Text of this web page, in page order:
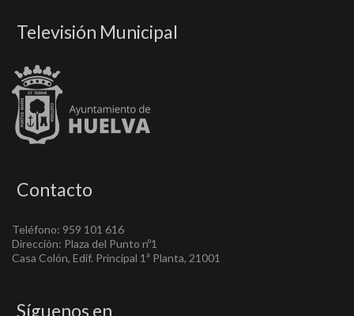
Televisión Municipal
Contacto
Teléfono: 959 101 616
Dirección: Plaza del Punto nº1
Casa Colón, Edif. Principal 1ª Planta, 21001
Síguenos en